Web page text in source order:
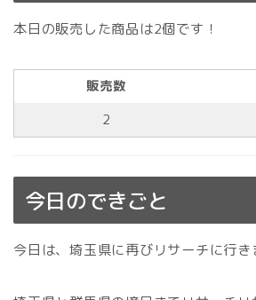
本日の販売した商品は2個です！
販売数
2
今日のできごと
今日は、埼玉県に再びリサーチに行き